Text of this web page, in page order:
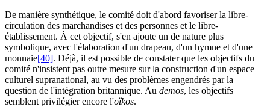
De manière synthétique, le comité doit d'abord favoriser la libre-
circulation des marchandises et des personnes et le libre-
établissement. À cet objectif, s'en ajoute un de nature plus
symbolique, avec l'élaboration d'un drapeau, d'un hymne et d'une
monnaie[40]. Déjà, il est possible de constater que les objectifs du
comité n'insistent pas outre mesure sur la construction d'un espace
culturel supranational, au vu des problèmes engendrés par la
question de l'intégration britannique. Au demos, les objectifs
semblent privilégier encore l'oïkos.